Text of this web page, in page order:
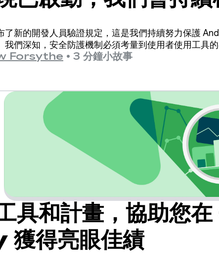
進行開發
了新的開發人員驗證規定，這是我們持續努力保護
我們深知，安全防護機制必須考量到使用者使用工具
Forsythe • 3 分鐘小故事
具和計畫，協助您
得亮眼佳績